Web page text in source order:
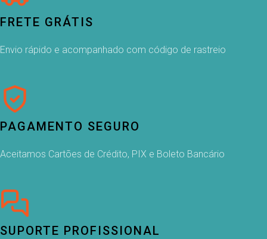
FRETE GRÁTIS
Envio rápido e acompanhado com código de rastreio
PAGAMENTO SEGURO
Aceitamos Cartões de Crédito, PIX e Boleto Bancário
SUPORTE PROFISSIONAL